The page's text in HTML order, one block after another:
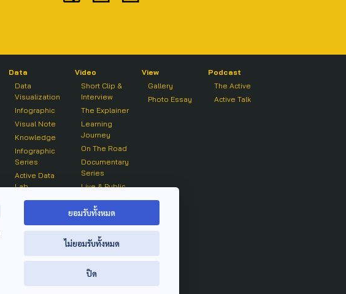
Data
Data
Visualization
Infographic
Visual Note
Knowledge
Infographic
Series
Active Data
Lab
Video
Short Clip &
Interview
The Explainer
Learning
Journey
On The Road
Documentary
Series
Live & Public
On air Clip
View
Gallery
Photo Essay
Podcast
The Active
Active Talk
ยอมรับทั้งหมด
ไม่ยอมรับทั้งหมด
ปิด